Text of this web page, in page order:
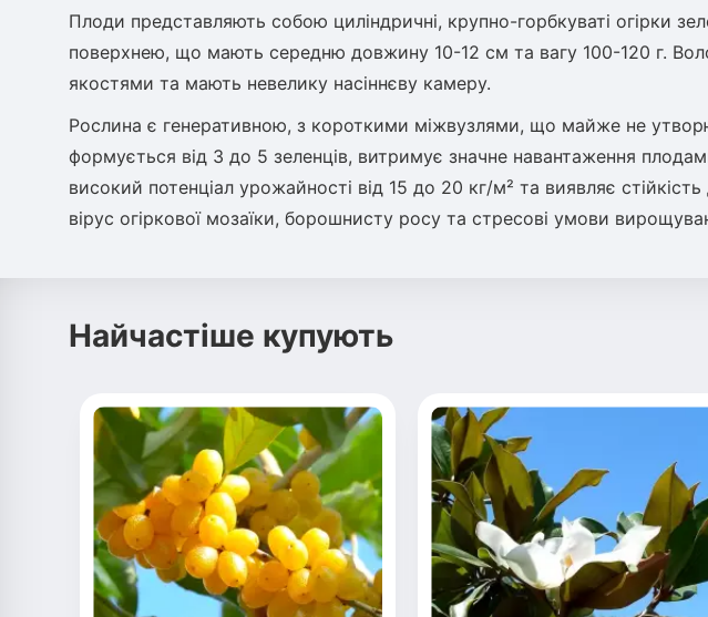
Плоди представляють собою циліндричні, крупно-горбкуваті огірки
поверхнею, що мають середню довжину 10-12 см та вагу 100-120 г.
якостями та мають невелику насіннєву камеру.
Рослина є генеративною, з короткими міжвузлями, що майже не
формується від 3 до 5 зеленців, витримує значне навантаження
високий потенціал урожайності від 15 до 20 кг/м² та виявляє
вірус огіркової мозаїки, борошнисту росу та стресові умови
Найчастіше купують